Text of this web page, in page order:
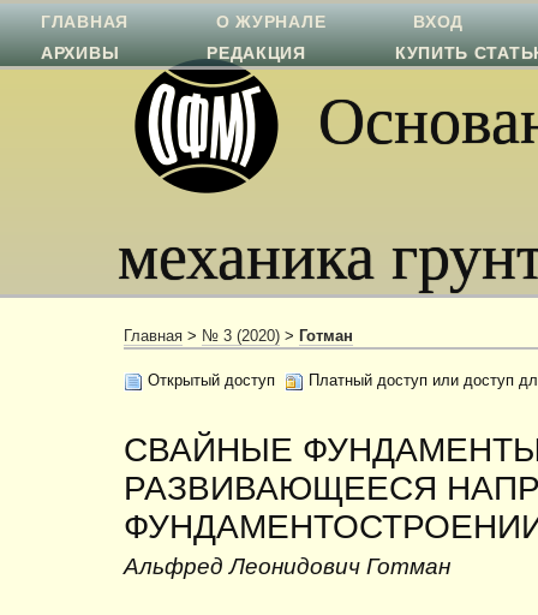
механика
ГЛАВНАЯ О ЖУРНАЛЕ
ВХОД
АРХИВЫ
РЕДАКЦИЯ КУПИТЬ
Главная > № 3 (2020) > Готман
Открытый доступ Платный доступ или доступ
CВАЙНЫЕ
РАЗВИВАЮЩЕЕСЯ
Альфред Леонидович Готман